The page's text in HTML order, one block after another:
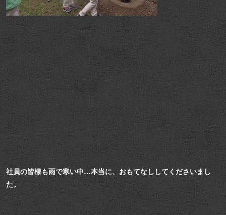
社員の皆様も雨で寒い中…本当に、おもてなししてくださいまし
た。